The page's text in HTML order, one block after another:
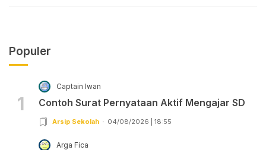
Populer
1
Captain Iwan
Contoh Surat Pernyataan Aktif Mengajar SD
Arsip Sekolah 04/08/2026 | 18:55
Arga Fica